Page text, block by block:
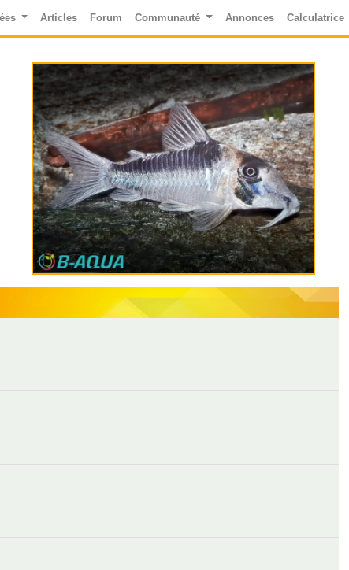
Articles Forum Communauté Annonces Calculatrice